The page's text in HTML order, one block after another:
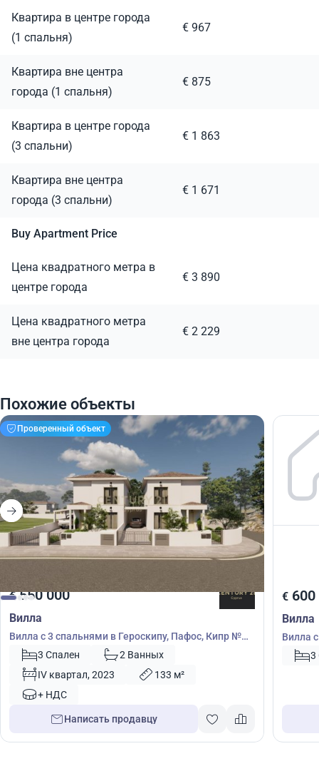
Квартира в центре города
(1 спальня)
€ 967
Квартира вне центра
города (1 спальня)
€ 875
Квартира в центре города
(3 спальни)
€ 1 863
Квартира вне центра
города (3 спальни)
€ 1 671
Buy Apartment Price
Цена квадратного метра в
центре города
€ 3 890
Цена квадратного метра
вне центра города
€ 2 229
Похожие объекты
Проверенный объект
€550 000
Вилла
Вилла с 3 спальнями в Героскипу, Пафос, Кипр №
544013 Спален
2 Ванных
IV квартал, 2023
133 м²
+ НДС
Написать продавцу
€
Вилла
Вилла
3